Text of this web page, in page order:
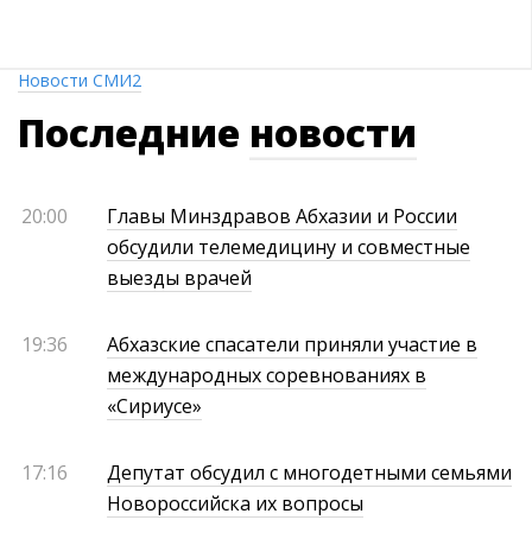
Новости СМИ2
Последние новости
20:00
Главы Минздравов Абхазии и России
обсудили телемедицину и совместные
выезды врачей
19:36
Абхазские спасатели приняли участие в
международных соревнованиях в
«Сириусе»
17:16
Депутат обсудил с многодетными семьями
Новороссийска их вопросы